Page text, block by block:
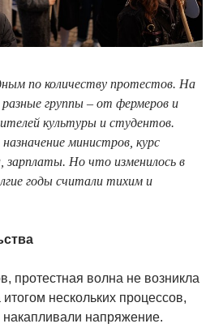
по количеству протестов. На
группы – от фермеров и
культуры и студентов.
министров, курс
зарплаты. Но что изменилось в
годы считали тихим и
протестная волна не возникла
нескольких процессов,
накапливали напряжение.